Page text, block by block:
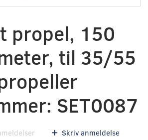
propel, 150
til 35/55
SET0087
Skriv anmeldelse